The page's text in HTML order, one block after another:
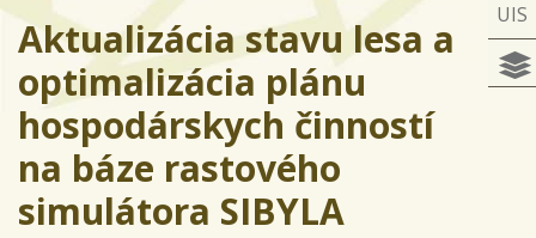
UIS
Aktualizácia stavu lesa a
optimalizácia plánu
hospodárskych činností
na báze rastového
simulátora SIBYLA